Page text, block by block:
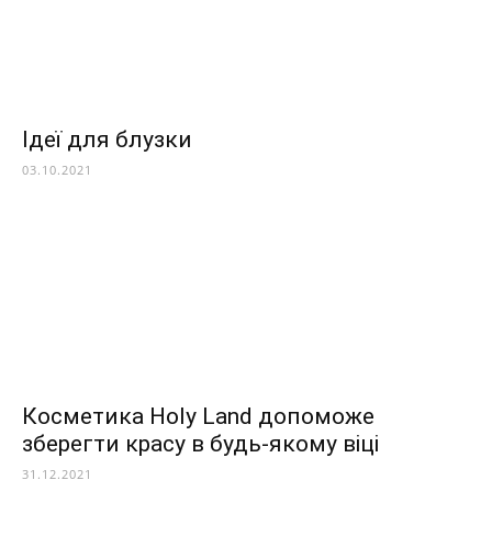
Ідеї для блузки
03.10.2021
Косметика Holy Land допоможе
зберегти красу в будь-якому віці
31.12.2021